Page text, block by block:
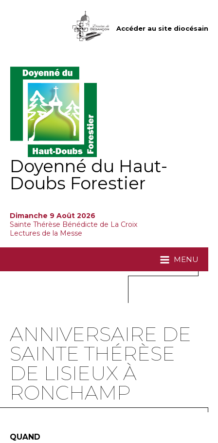
Accéder au site diocésain
Doyenné du Haut-
Doubs Forestier
Dimanche 9 Août 2026
Sainte Thérèse Bénédicte de La Croix
Lectures de la Messe
MENU
ANNIVERSAIRE DE
SAINTE THÉRÈSE
DE LISIEUX À
RONCHAMP
QUAND